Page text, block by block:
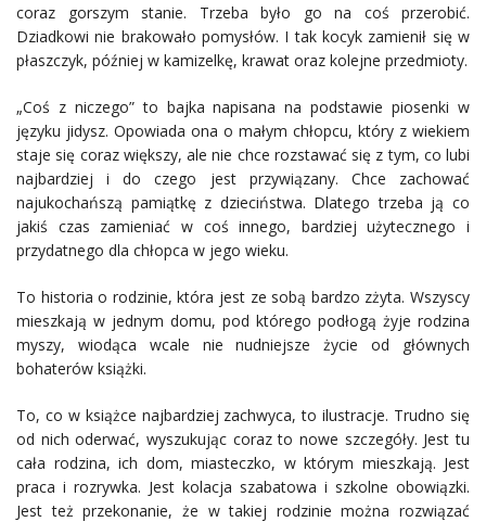
coraz gorszym stanie. Trzeba było go na coś przerobić.
Dziadkowi nie brakowało pomysłów. I tak kocyk zamienił się w
płaszczyk, później w kamizelkę, krawat oraz kolejne przedmioty.
„Coś z niczego” to bajka napisana na podstawie piosenki w
języku jidysz. Opowiada ona o małym chłopcu, który z wiekiem
staje się coraz większy, ale nie chce rozstawać się z tym, co lubi
najbardziej i do czego jest przywiązany. Chce zachować
najukochańszą pamiątkę z dzieciństwa. Dlatego trzeba ją co
jakiś czas zamieniać w coś innego, bardziej użytecznego i
przydatnego dla chłopca w jego wieku.
To historia o rodzinie, która jest ze sobą bardzo zżyta. Wszyscy
mieszkają w jednym domu, pod którego podłogą żyje rodzina
myszy, wiodąca wcale nie nudniejsze życie od głównych
bohaterów książki.
To, co w książce najbardziej zachwyca, to ilustracje. Trudno się
od nich oderwać, wyszukując coraz to nowe szczegóły. Jest tu
cała rodzina, ich dom, miasteczko, w którym mieszkają. Jest
praca i rozrywka. Jest kolacja szabatowa i szkolne obowiązki.
Jest też przekonanie, że w takiej rodzinie można rozwiązać